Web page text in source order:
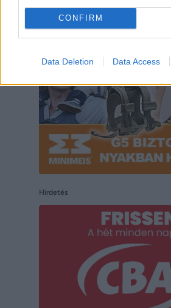
CONFIRM
Data Deletion Data Access
Hirdetés
Hirdetés